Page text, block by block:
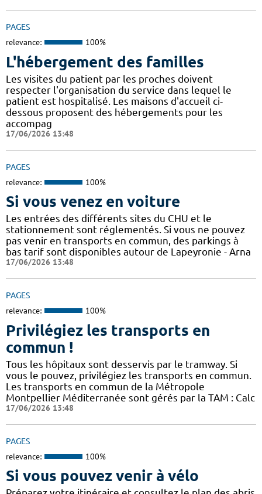
PAGES
relevance: 100%
L'hébergement des familles
Les visites du patient par les proches doivent
respecter l'organisation du service dans lequel le
patient est hospitalisé. Les maisons d'accueil ci-
dessous proposent des hébergements pour les
accompag
17/06/2026 13:48
PAGES
relevance: 100%
Si vous venez en voiture
Les entrées des différents sites du CHU et le
stationnement sont réglementés. Si vous ne pouvez
pas venir en transports en commun, des parkings à
bas tarif sont disponibles autour de Lapeyronie - Arna
17/06/2026 13:48
PAGES
relevance: 100%
Privilégiez les transports en
commun !
Tous les hôpitaux sont desservis par le tramway. Si
vous le pouvez, privilégiez les transports en commun.
Les transports en commun de la Métropole
Montpellier Méditerranée sont gérés par la TAM : Calc
17/06/2026 13:48
PAGES
relevance: 100%
Si vous pouvez venir à vélo